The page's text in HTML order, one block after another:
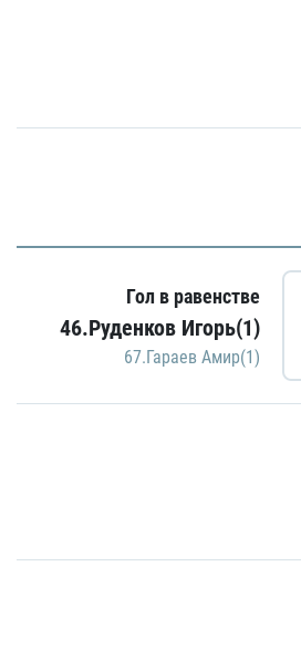
Гол в равенстве
46.Руденков Игорь(1)
67.Гараев Амир(1)